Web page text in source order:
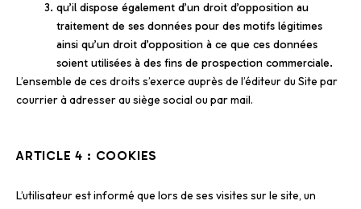
qu’il dispose également d’un droit d’opposition au
traitement de ses données pour des motifs légitimes
ainsi qu’un droit d’opposition à ce que ces données
soient utilisées à des fins de prospection commerciale.
L’ensemble de ces droits s’exerce auprès de l’éditeur du Site par
courrier à adresser au siège social ou par mail.
ARTICLE 4 : COOKIES
L’utilisateur est informé que lors de ses visites sur le site, un